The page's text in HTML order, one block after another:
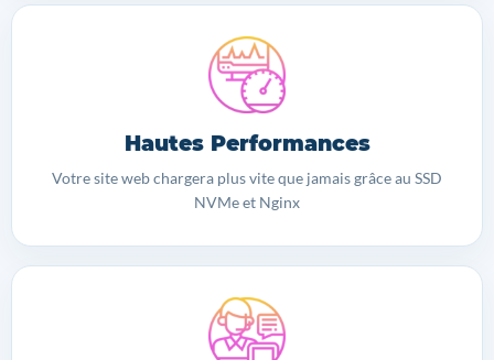
Hautes Performances
Votre site web chargera plus vite que jamais grâce au SSD
NVMe et Nginx